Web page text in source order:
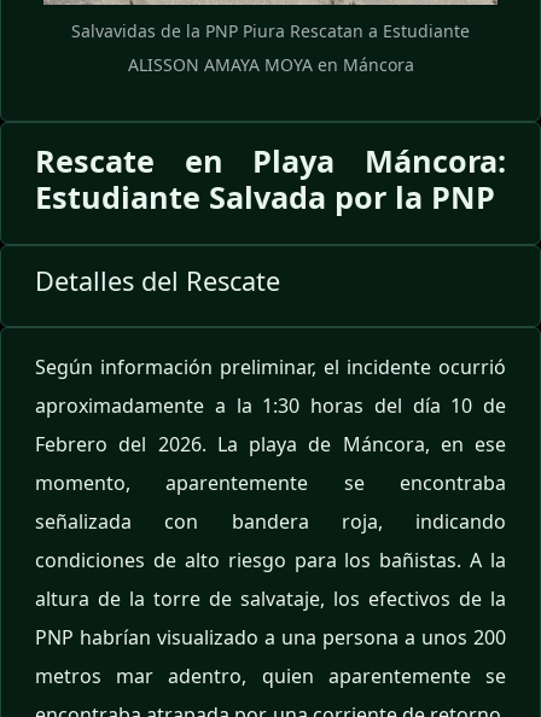
Salvavidas de la PNP Piura Rescatan a Estudiante
ALISSON AMAYA MOYA en Máncora
Rescate en Playa Máncora:
Estudiante Salvada por la PNP
Detalles del Rescate
Según información preliminar, el incidente ocurrió
aproximadamente a la 1:30 horas del día 10 de
Febrero del 2026. La playa de Máncora, en ese
momento, aparentemente se encontraba
señalizada con bandera roja, indicando
condiciones de alto riesgo para los bañistas. A la
altura de la torre de salvataje, los efectivos de la
PNP habrían visualizado a una persona a unos 200
metros mar adentro, quien aparentemente se